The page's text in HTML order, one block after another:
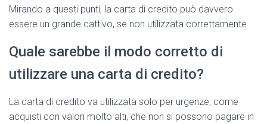
Mirando a questi punti, la carta di credito può davvero
essere un grande cattivo, se non utilizzata correttamente.
Quale sarebbe il modo corretto di
utilizzare una carta di credito?
La carta di credito va utilizzata solo per urgenze, come
acquisti con valori molto alti, che non si possono pagare in